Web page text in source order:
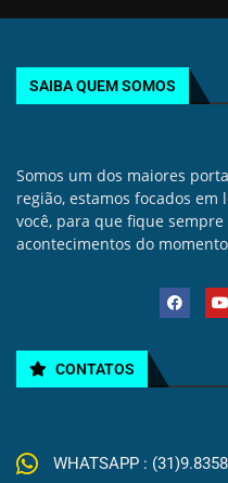
SAIBA QUEM SOMOS
Somos um dos maiores
região, estamos focados
você, para que fique
acontecimentos do
CONTATOS
WHATSAPP :